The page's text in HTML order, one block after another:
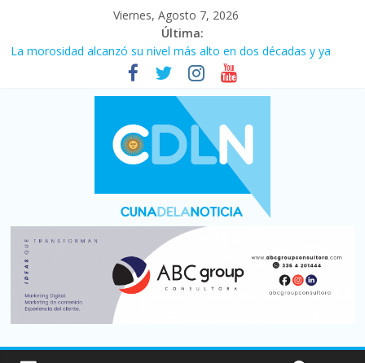
Viernes, Agosto 7, 2026
Última:
La morosidad alcanzó su nivel más alto en dos décadas y ya
afecta a 400 mil deudores en Santa Fe
Desde que asumió Milei cerraron 41.000 kioscos: el sector
Vacaciones de invierno con más movimiento y consumo
turístico: 4,6 millones de personas viajaron por el país, un 5,9%
Fuerte caída de la venta de autos usados en julio: bajó un 12,6%
Central venció 1 a 0 al River de Coudet en el Monumental